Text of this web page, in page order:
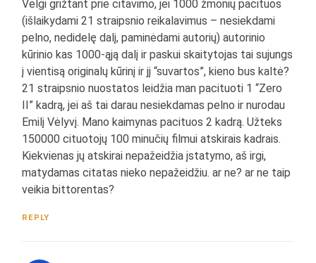
Vėlgi grižtant prie citavimo, jei 1000 žmonių pacituos
(išlaikydami 21 straipsnio reikalavimus – nesiekdami
pelno, nedidelę dalį, paminėdami autorių) autorinio
kūrinio kas 1000-ąją dalį ir paskui skaitytojas tai sujungs
į vientisą originalų kūrinį ir jį “suvartos”, kieno bus kaltė?
21 straipsnio nuostatos leidžia man pacituoti 1 “Zero
II” kadrą, jei aš tai darau nesiekdamas pelno ir nurodau
Emilį Vėlyvį. Mano kaimynas pacituos 2 kadrą. Užteks
150000 cituotojų 100 minučių filmui atskirais kadrais.
Kiekvienas jų atskirai nepažeidžia įstatymo, aš irgi,
matydamas citatas nieko nepažeidžiu. ar ne? ar ne taip
veikia bittorentas?
REPLY